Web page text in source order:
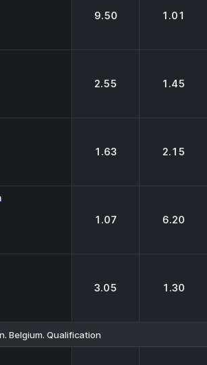
9.50 1.01
2.55 1.45
1.63 2.15
1.07 6.20
3.05 1.30
Belgium. Qualification